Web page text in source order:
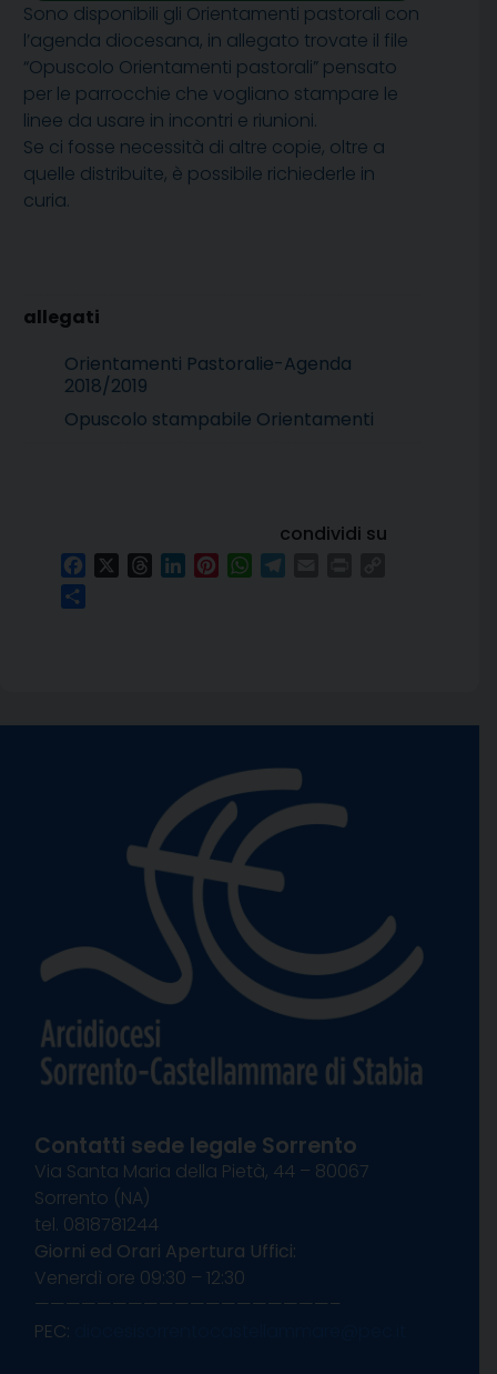
Sono disponibili gli Orientamenti pastorali con
l’agenda diocesana, in allegato trovate il file
“Opuscolo Orientamenti pastorali” pensato
per le parrocchie che vogliano stampare le
linee da usare in incontri e riunioni.
Se ci fosse necessità di altre copie, oltre a
quelle distribuite, è possibile richiederle in
curia.
Orientamenti Pastoralie-Agenda
2018/2019
Opuscolo stampabile Orientamenti
condividi su
FacebookThreadsLinkedInPinterestWhatsApp
Contatti sede legale Sorrento
Via Santa Maria della Pietà, 44 – 80067
Sorrento (NA)
tel. 0818781244
Giorni ed Orari Apertura Uffici:
Venerdì ore 09:30 – 12:30
———————————————————–
PEC: